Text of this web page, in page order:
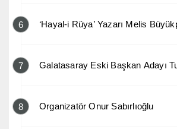
6 ‘Hayal-i Rüya’ Yazarı Melis
7 Galatasaray Eski Başkan Adayı
8 Organizatör Onur Sabırlıoğlu